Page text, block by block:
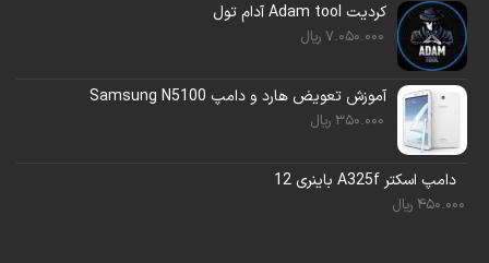
زمانی که گوشی کامل شناسایی شد.
کردیت Adam tool آدام تول
7.050.000 ریال
آموزش تعویض هارد و دامپ Samsung N5100
350.000 ریال
دامپ اسکتر A325f باینری 12
450.000 ریال